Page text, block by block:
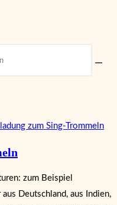
zum Beispiel
Deutschland, aus Indien,